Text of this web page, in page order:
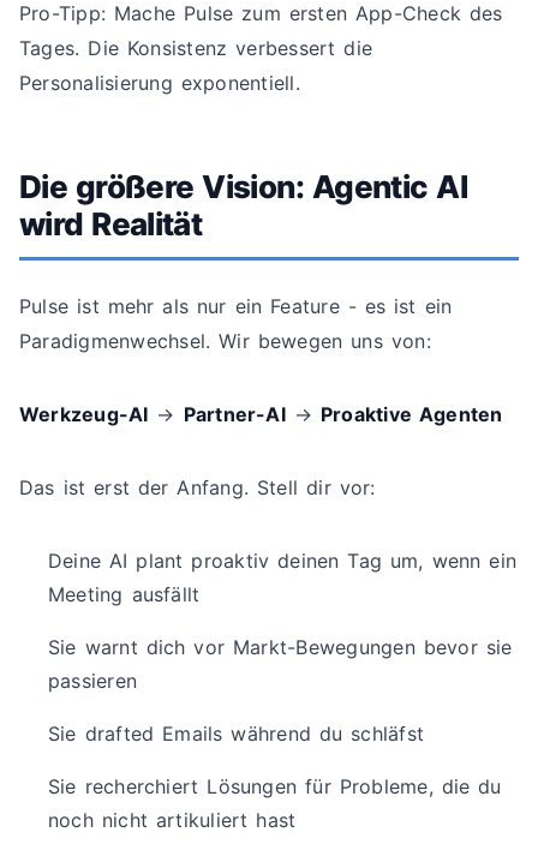
Pro-Tipp: Mache Pulse zum ersten App-Check des
Tages. Die Konsistenz verbessert die
Personalisierung exponentiell.
Die größere Vision: Agentic AI
wird Realität
Pulse ist mehr als nur ein Feature - es ist ein
Paradigmenwechsel. Wir bewegen uns von:
Werkzeug-AI → Partner-AI→ Proaktive Agenten
Das ist erst der Anfang. Stell dir vor:
Deine AI plant proaktiv deinen Tag um, wenn ein
Meeting ausfällt
Sie warnt dich vor Markt-Bewegungen bevor sie
passieren
Sie drafted Emails während du schläfst
Sie recherchiert Lösungen für Probleme, die du
noch nicht artikuliert hast